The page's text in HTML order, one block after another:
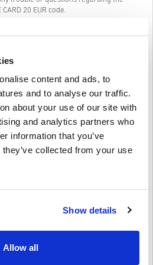
content and ads, to
and to analyse our traffic.
about your use of our site with
and analytics partners who
information that you’ve
collected from your use
Show details
Allow all
CARD 20 EUR code.
only requires an email address and
CARD 20 EUR for PC from livecards.net
kodu iegāde ir ātra un vienkārša:
lūdzu, skatiet mūsu FAQ.
ar mums veidlapu